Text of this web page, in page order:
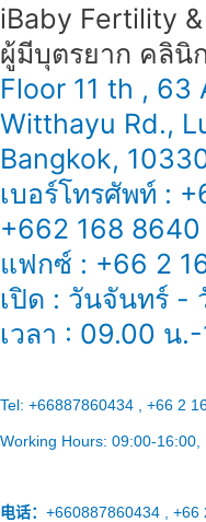
iBaby Fertility
ผู้มีบุตรยาก คลินิ
Floor 11 th , 63
Witthayu Rd.,
Bangkok,
เบอร์โทรศัพท์ :
+662 168 8640
แฟกซ์ : +66 2
เปิด : วันจันทร์ -
เวลา : 09.00 น
Tel: +66887860434 , +66 2
Working Hours: 09:00-16:00
电话： +660887860434 , +66